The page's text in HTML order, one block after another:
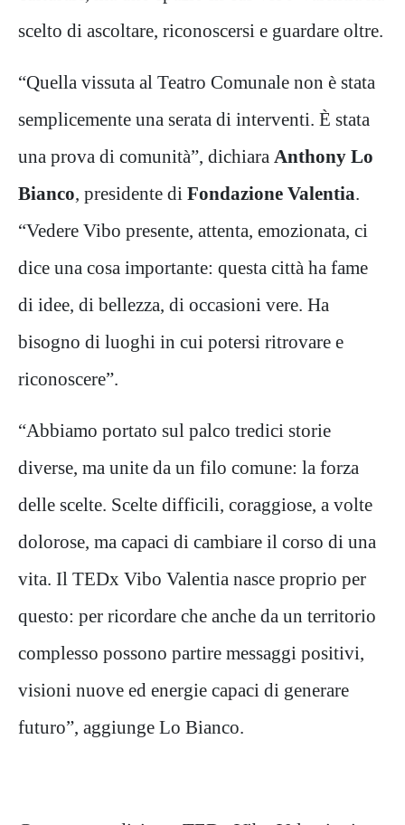
scelto di ascoltare, riconoscersi e guardare oltre.
“Quella vissuta al Teatro Comunale non è stata
semplicemente una serata di interventi. È stata
una prova di comunità”, dichiara Anthony Lo
Bianco, presidente di Fondazione Valentia.
“Vedere Vibo presente, attenta, emozionata, ci
dice una cosa importante: questa città ha fame
di idee, di bellezza, di occasioni vere. Ha
bisogno di luoghi in cui potersi ritrovare e
riconoscere”.
“Abbiamo portato sul palco tredici storie
diverse, ma unite da un filo comune: la forza
delle scelte. Scelte difficili, coraggiose, a volte
dolorose, ma capaci di cambiare il corso di una
vita. Il TEDx Vibo Valentia nasce proprio per
questo: per ricordare che anche da un territorio
complesso possono partire messaggi positivi,
visioni nuove ed energie capaci di generare
futuro”, aggiunge Lo Bianco.